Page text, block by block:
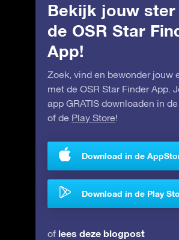
Bekijk jouw ster
de OSR Star
App!
Zoek, vind en bewonder jouw
met de OSR Star Finder App.
app GRATIS downloaden in de
of de Play Store!
Download in de
Download in de Play
of lees deze blogpost